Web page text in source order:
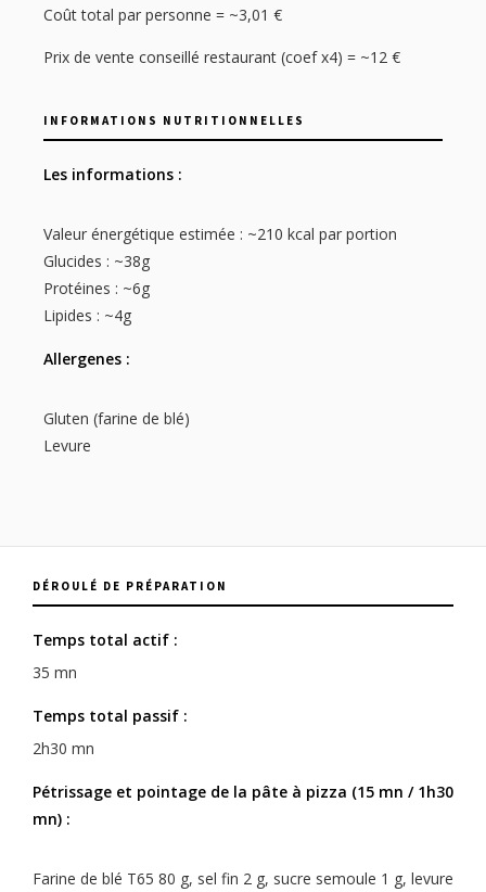
Coût total par personne = ~3,01 €
Prix de vente conseillé restaurant (coef x4) = ~12 €
INFORMATIONS NUTRITIONNELLES
Les informations :
Valeur énergétique estimée : ~210 kcal par portion
Glucides : ~38g
Protéines : ~6g
Lipides : ~4g
Allergenes :
Gluten (farine de blé)
Levure
DÉROULÉ DE PRÉPARATION
Temps total actif :
35 mn
Temps total passif :
2h30 mn
Pétrissage et pointage de la pâte à pizza (15 mn / 1h30
mn) :
Farine de blé T65 80 g, sel fin 2 g, sucre semoule 1 g, levure